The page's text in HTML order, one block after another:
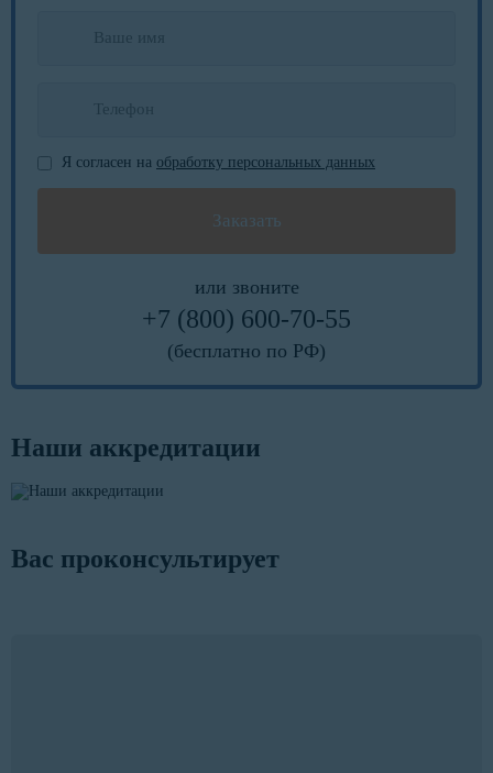
Я согласен на обработку персональных данных
или звоните
+7 (800) 600-70-55
(бесплатно по РФ)
Наши аккредитации
Вас проконсультирует